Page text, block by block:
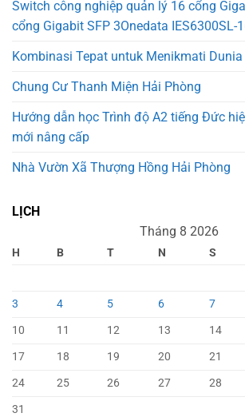
Switch công nghiệp quản lý 16 cổng
cổng Gigabit SFP 3Onedata IES6300SL-
Kombinasi Tepat untuk Menikmati
Chung Cư Thanh Miện Hải Phòng
Hướng dẫn học Trình độ A2 tiếng Đức
mới nâng cấp
Nhà Vườn Xã Thượng Hồng Hải Phòng
LỊCH
Tháng 8 2026
H B T N S
3
4 5 6 7
10
11 12 13 14
17
18 19 20 21
24
25 26 27 28
31